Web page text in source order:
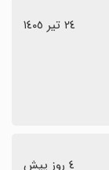
٢٤ تیر ١٤٠٥
٤ روز پیش